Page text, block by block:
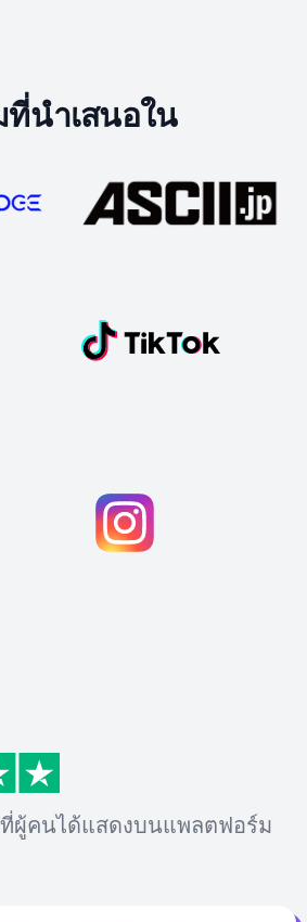
ที่นำเสนอใน
ผู้คนได้แสดงบนแพลตฟอร์ม